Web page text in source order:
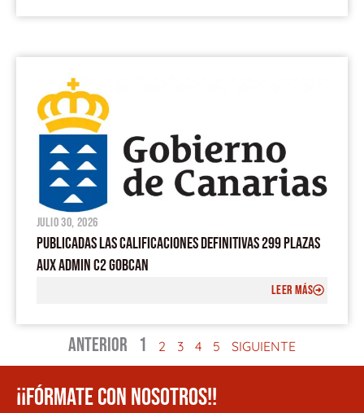
julio 30, 2026
PUBLICADAS LAS CALIFICACIONES DEFINITIVAS 299 PLAZAS
AUX ADMIN C2 GOBCAN
LEER MÁS
ANTERIOR 1 2 3 4 5 SIGUIENTE
¡¡FÓRMATE CON NOSOTROS!!